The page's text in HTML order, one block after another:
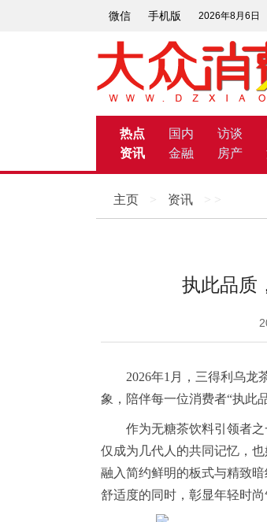
微信 手机版 2026年8月6
热点 国内 访谈
资讯
金融 房产
主页 > 资讯 > >
执此品质
2026年1月，三得利乌龙
象，陪伴每一位消费者“执此
作为无糖茶饮料引领者
仅成为几代人的共同记忆，
融入简约鲜明的板式与精致
舒适度的同时，彰显年轻时尚